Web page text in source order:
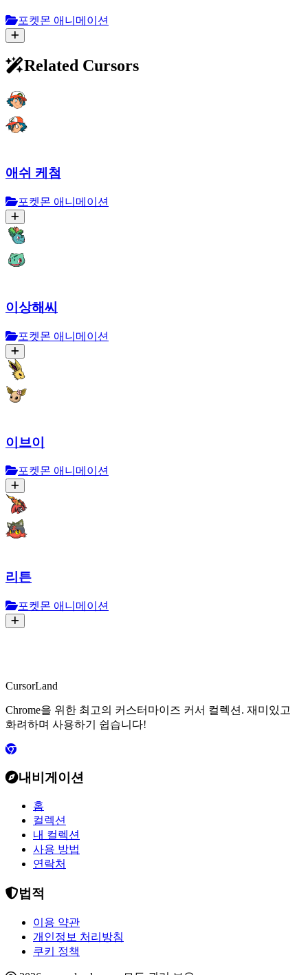
포켓몬 애니메이션
Related Cursors
애쉬 케첨
포켓몬 애니메이션
이상해씨
포켓몬 애니메이션
이브이
포켓몬 애니메이션
리튼
포켓몬 애니메이션
CursorLand
Chrome을 위한 최고의 커스터마이즈 커서 컬렉션. 재미있고
화려하며 사용하기 쉽습니다!
내비게이션
홈
컬렉션
내 컬렉션
사용 방법
연락처
법적
이용 약관
개인정보 처리방침
쿠키 정책